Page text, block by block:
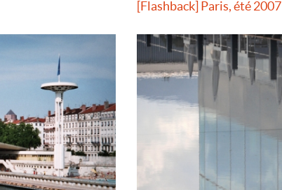
[Flashback] Paris, été 2007